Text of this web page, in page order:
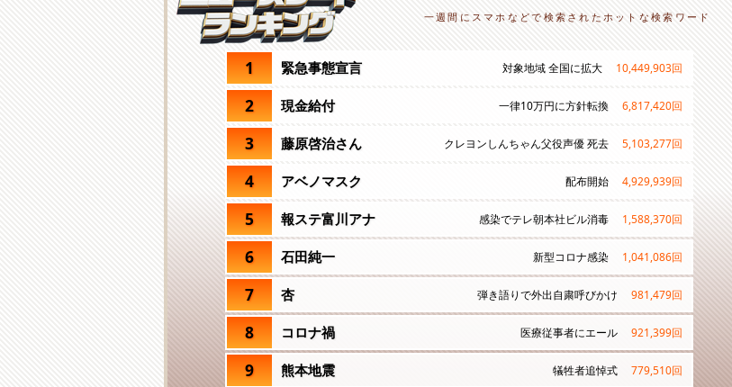
一週間にスマホなどで検索されたホットな検索ワード
1 緊急事態宣言 対象地域 全国に拡大 10,449,903回
2 現金給付 一律10万円に方針転換 6,817,420回
3 藤原啓治さん クレヨンしんちゃん父役声優 死去 5,103,277回
4 アベノマスク 配布開始 4,929,939回
5 報ステ富川アナ 感染でテレ朝本社ビル消毒 1,588,370回
6 石田純一 新型コロナ感染 1,041,086回
7 杏 弾き語りで外出自粛呼びかけ 981,479回
8 コロナ禍 医療従事者にエール 921,399回
9 熊本地震 犠牲者追悼式 779,510回